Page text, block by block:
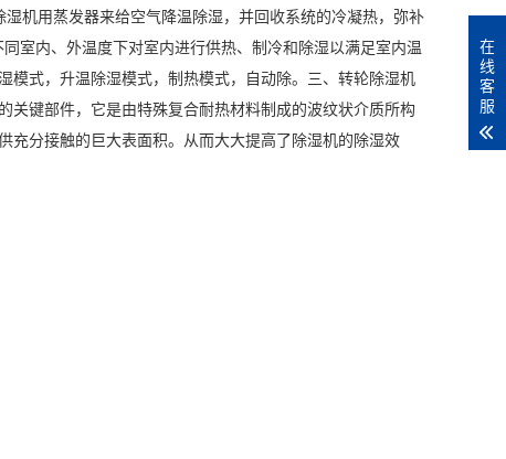
湿机用蒸发器来给空气降温除湿，并回收系统的冷凝热，弥补
室内、外温度下对室内进行供热、制冷和除湿以满足室内温
模式，升温除湿模式，制热模式，自动除。三、 转轮除湿机
键部件，它是由特殊复合耐热材料制成的波纹状介质所构
充分接触的巨大表面积。从而大大提高了除湿机的除湿效
在
线
客
服